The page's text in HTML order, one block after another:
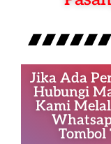
Jika Ada
Hubungi
Kami